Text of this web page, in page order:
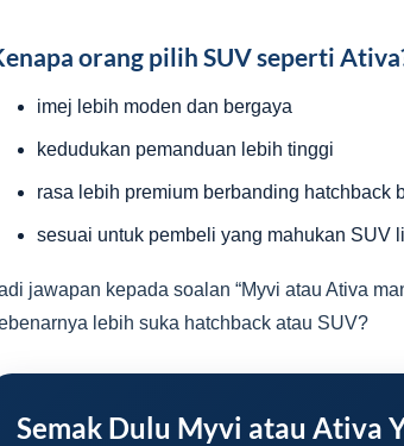
orang pilih SUV seperti
imej lebih moden dan bergaya
kedudukan pemanduan lebih tinggi
rasa lebih premium berbanding hatchback
sesuai untuk pembeli yang mahukan SUV
jawapan kepada soalan “Myvi atau Ativa
lebih suka hatchback atau SUV?
Semak Dulu Myvi atau Ativa